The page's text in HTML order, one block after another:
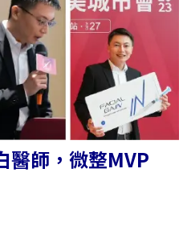
醫師，微整MVP